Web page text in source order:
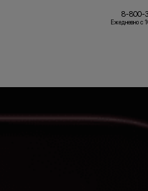
8-800-
Ежедневно с